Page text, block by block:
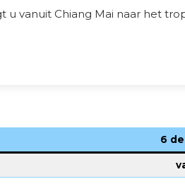
u vanuit Chiang Mai naar het
6